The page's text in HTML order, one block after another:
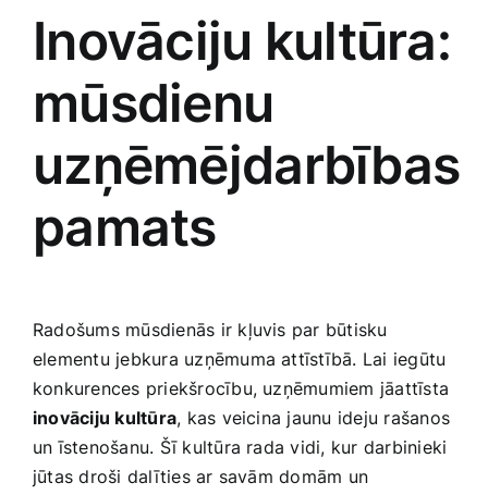
Inovāciju​ kultūra:
mūsdienu
uzņēmējdarbības
pamats
Radošums mūsdienās ir kļuvis par būtisku⁣
elementu jebkura uzņēmuma attīstībā. Lai iegūtu
konkurences priekšrocību, uzņēmumiem jāattīsta
inovāciju kultūra, kas veicina jaunu ideju rašanos
un īstenošanu. Šī kultūra rada vidi,‍ kur darbinieki
jūtas droši​ dalīties ar savām domām un